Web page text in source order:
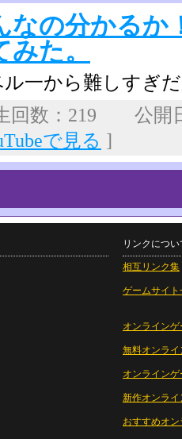
なの分かるか
みた。
ル一から難しすぎ
回数：219 公開
で見る ]
リンクについ
相互リンク集
ゲームサイト
オンラインゲ
無料オンライ
オンライン
新作オンライ
おすすめオ